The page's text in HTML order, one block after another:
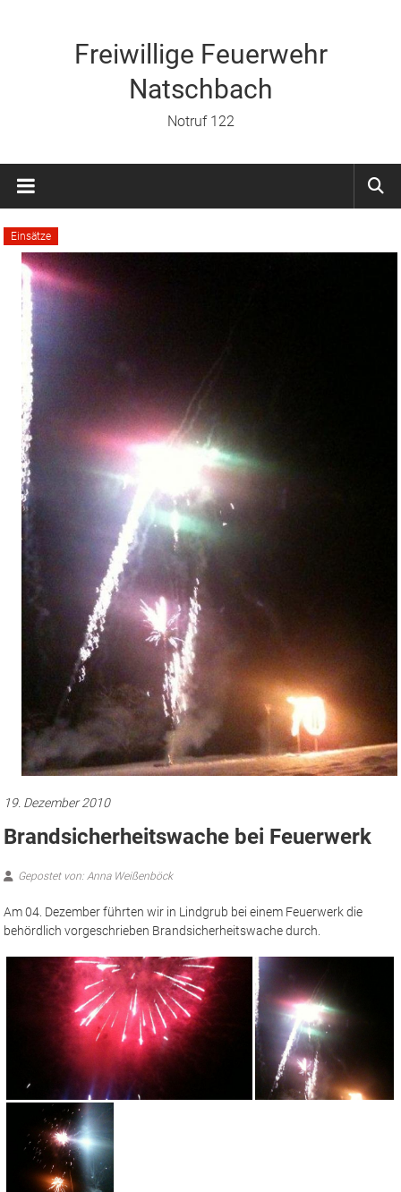
Freiwillige Feuerwehr
Natschbach
Notruf 122
Einsätze
19. Dezember 2010
Brandsicherheitswache bei Feuerwerk
Gepostet von: Anna Weißenböck
Am 04. Dezember führten wir in Lindgrub bei einem Feuerwerk die
behördlich vorgeschrieben Brandsicherheitswache durch.